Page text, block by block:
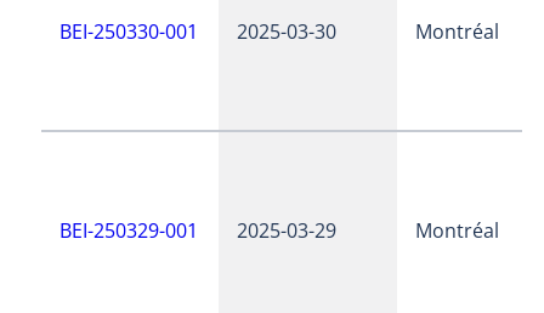
BEI-250330-001 2025-03-30 Montréal
BEI-250329-001 2025-03-29 Montréal